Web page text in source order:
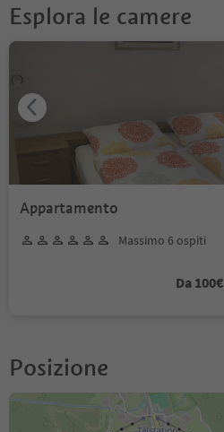
Esplora le camere
Appartamento
Massimo 6 ospiti
Da 100€
Posizione